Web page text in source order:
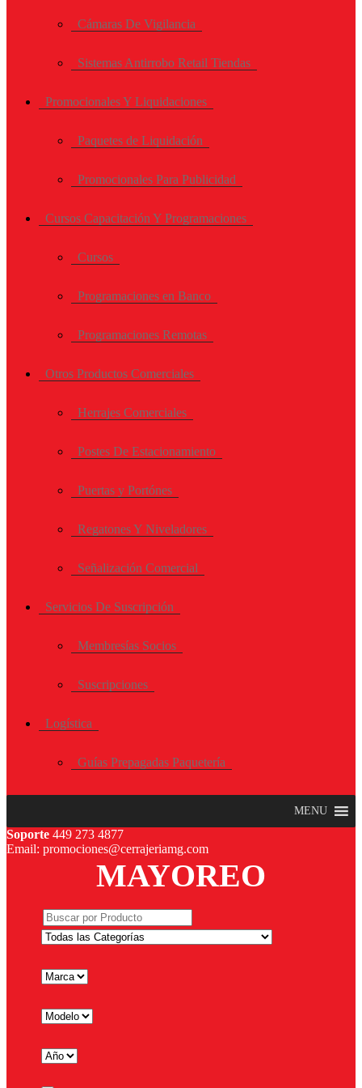
Cámaras De Vigilancia
Sistemas Antirrobo Retail Tiendas
Promocionales Y Liquidaciones
Paquetes de Liquidación
Promocionales Para Publicidad
Cursos Capacitación Y Programaciones
Cursos
Programaciones en Banco
Programaciones Remotas
Otros Productos Comerciales
Herrajes Comerciales
Postes De Estacionamiento
Puertas y Portónes
Regatones Y Niveladores
Señalización Comercial
Servicios De Suscripción
Membresías Socios
Suscripciones
Logística
Guías Prepagadas Paquetería
MENU
Soporte 449 273 4877
Email: promociones@cerrajeriamg.com
MAYOREO